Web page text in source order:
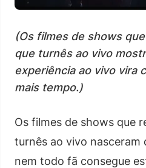
(Os filmes de shows
que turnês ao vivo
experiência ao vivo vira
mais tempo.)
Os filmes de shows que
turnês ao vivo nasceram
nem todo fã consegue